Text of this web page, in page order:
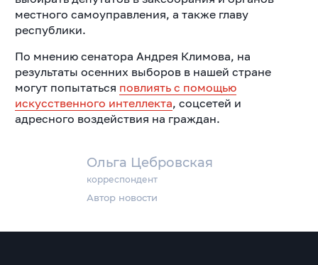
Ольга Цебровская
корреспондент
Автор новости
местного самоуправления, а также главу
республики.
По мнению сенатора Андрея Климова, на
результаты осенних выборов в нашей стране
могут попытаться повлиять с помощью
искусственного интеллекта, соцсетей и
адресного воздействия на граждан.